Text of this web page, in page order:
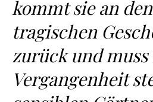
kommt sie an
tragischen
zurück und
Vergangenheit